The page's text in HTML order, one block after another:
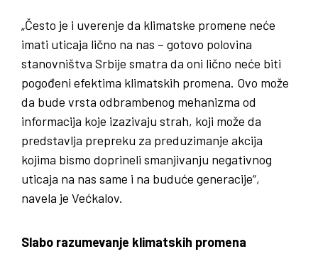
„Često je i uverenje da klimatske promene neće
imati uticaja lično na nas – gotovo polovina
stanovništva Srbije smatra da oni lično neće biti
pogođeni efektima klimatskih promena. Ovo može
da bude vrsta odbrambenog mehanizma od
informacija koje izazivaju strah, koji može da
predstavlja prepreku za preduzimanje akcija
kojima bismo doprineli smanjivanju negativnog
uticaja na nas same i na buduće generacije“,
navela je Većkalov.
Slabo razumevanje klimatskih promena